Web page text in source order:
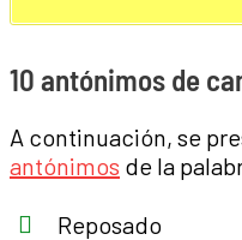
10 antónimos de
A continuación, se
antónimos de la
Reposado